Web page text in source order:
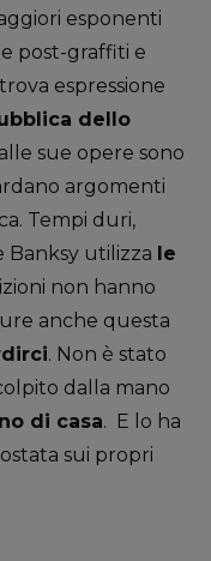
esponenti
post-graffiti e
espressione
dello
sue opere sono
argomenti
Tempi duri,
Banksy utilizza le
non hanno
anche questa
. Non è stato
dalla mano
di casa. E lo ha
sui propri